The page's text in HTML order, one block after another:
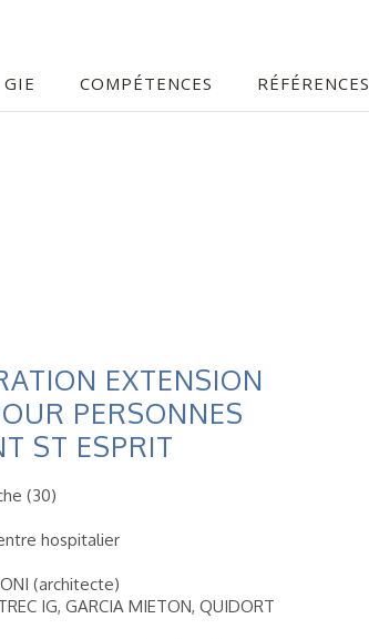
GIE COMPÉTENCES RÉFÉRENCES
EXTENSION
PERSONNES
ST ESPRIT
(30)
hospitalier
(architecte)
IG, GARCIA MIETON, QUIDORT